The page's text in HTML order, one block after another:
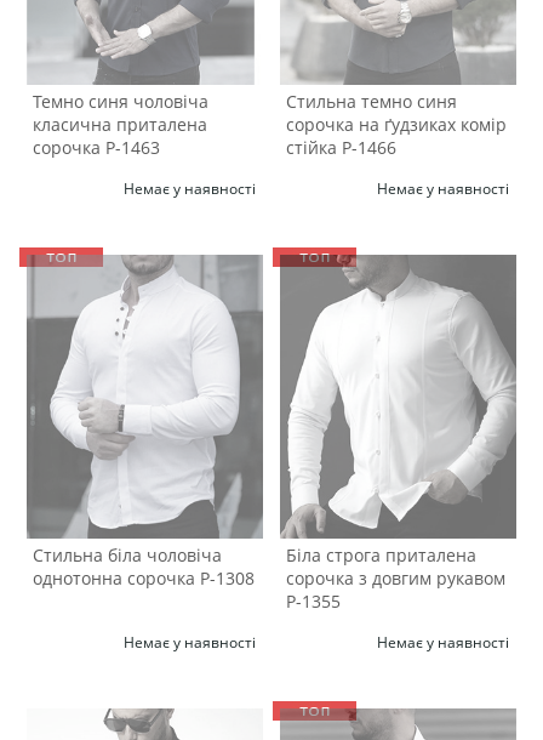
Темно синя чоловіча
класична приталена
сорочка Р-1463
Немає у наявності
Стильна темно синя
сорочка на ґудзиках комір
стійка Р-1466
Немає у наявності
Стильна біла чоловіча
однотонна сорочка Р-1308
Немає у наявності
Біла строга приталена
сорочка з довгим рукавом
Р-1355
Немає у наявності